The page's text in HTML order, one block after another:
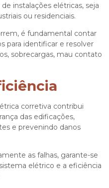
instalações elétricas, seja
ou residenciais.
é fundamental contar
para identificar e resolver
sobrecargas, mau contato
corretiva contribui
das edificações,
e prevenindo danos
as falhas, garante-se
elétrico e a eficiência